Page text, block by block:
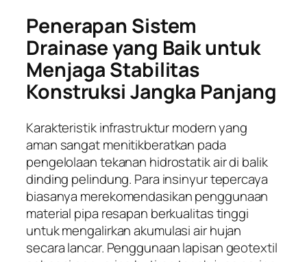
Penerapan Sistem
Drainase yang Baik untuk
Menjaga Stabilitas
Konstruksi Jangka Panjang
Karakteristik infrastruktur modern yang
aman sangat menitikberatkan pada
pengelolaan tekanan hidrostatik air di balik
dinding pelindung. Para insinyur tepercaya
biasanya merekomendasikan penggunaan
material pipa resapan berkualitas tinggi
untuk mengalirkan akumulasi air hujan
secara lancar. Penggunaan lapisan geotextil